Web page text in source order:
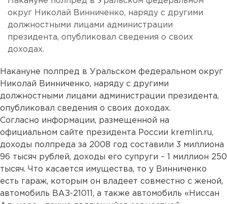
округ Николай Винниченко, наряду с другими
должностными лицами администрации
президента, опубликовал сведения о своих
доходах.
Накануне полпред в Уральском федеральном округ
Николай Винниченко, наряду с другими
должностными лицами администрации президента,
опубликовал сведения о своих доходах.
Согласно информации, размещенной на
официальном сайте президента России kremlin.ru,
доходы полпреда за 2008 год составили 3 миллиона
96 тысяч рублей, доходы его супруги – 1 миллион 250
тысяч. Что касается имущества, то у Винниченко
есть гараж, которым он владеет совместно с женой,
автомобиль ВАЗ-21011, а также автомобиль «Нисcан